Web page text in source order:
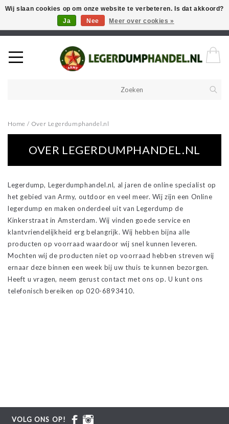
Welkom in onze webshop! Als u een product zoekt en deze niet kan
vinden in de webwinkel, neem vooral contact op!
Home / Over Legerdumphandel.nl
OVER LEGERDUMPHANDEL.NL
Legerdump, Legerdumphandel.nl, al jaren de online specialist op
het gebied van Army, outdoor en veel meer. Wij zijn een Online
legerdump en maken onderdeel uit van Legerdump de
Kinkerstraat in Amsterdam. Wij vinden goede service en
klantvriendelijkheid erg belangrijk. Wij hebben bijna alle
producten op voorraad waardoor wij snel kunnen leveren.
Mochten wij de producten niet op voorraad hebben streven wij
ernaar deze binnen een week bij uw thuis te kunnen bezorgen.
Heeft u vragen, neem gerust contact met ons op. U kunt ons
telefonisch bereiken op 020-6893410.
VOLG ONS OP!
Wij slaan cookies op om onze website te verbeteren. Is dat akkoord?
Ja
Nee Meer over cookies »